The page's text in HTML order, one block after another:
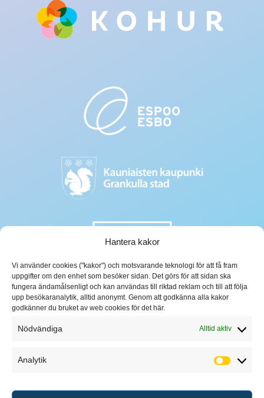
Hantera kakor
Vi använder cookies ("kakor") och motsvarande teknologi för att få fram
uppgifter om den enhet som besöker sidan. Det görs för att sidan ska
fungera ändamålsenligt och kan användas till riktad reklam och till att följa
upp besökaranalytik, alltid anonymt. Genom att godkänna alla kakor
godkänner du bruket av web cookies för det här.
Nödvändiga Alltid aktiv
Analytik
Analytik